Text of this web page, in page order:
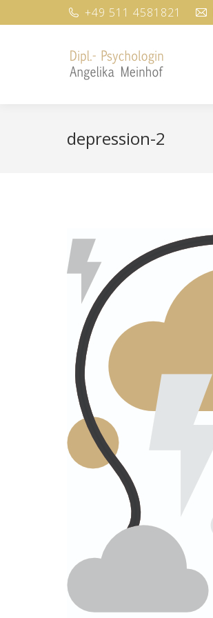
+49 511 4581821
depression-2